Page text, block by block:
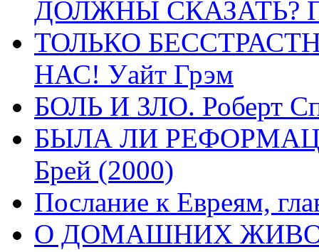
ДОЛЖНЫ СКАЗАТЬ?
ТОЛЬКО
НАС! Уайт Грэм
БОЛЬ И ЗЛО. Роберт
БЫЛА ЛИ
Брей (2000)
Послание к Евреям,
О ДОМАШНИХ